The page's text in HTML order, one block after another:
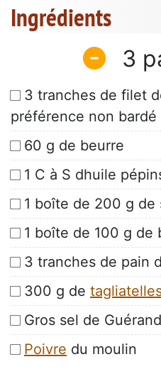
Ingrédients
3
3 tranches de filet
préférence non bardé
60 g de beurre
1 C à S dhuile
1 boîte de 200 g de
1 boîte de 100 g de
3 tranches de pain
300 g de
Gros sel de
Poivre du moulin